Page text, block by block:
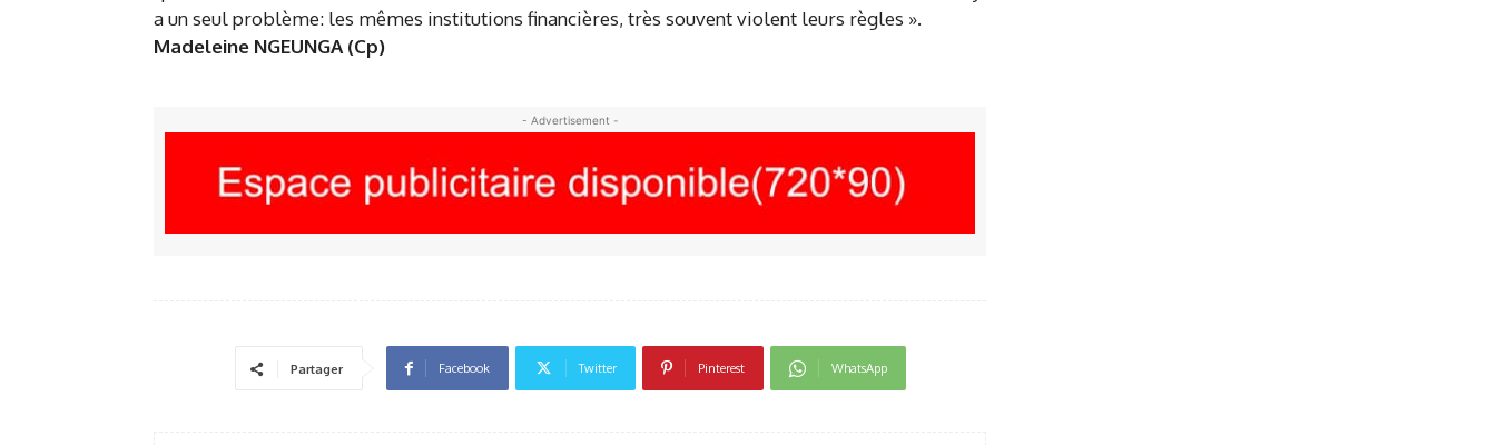
a un seul problème: les mêmes institutions financières, très souvent violent leurs règles ».
Madeleine NGEUNGA (Cp)
- Advertisement -
Partager Facebook Twitter Pinterest WhatsApp